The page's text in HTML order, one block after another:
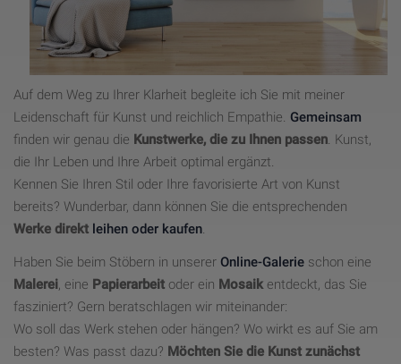
Auf dem Weg zu Ihrer Klarheit begleite ich Sie mit meiner
Leidenschaft für Kunst und reichlich Empathie. Gemeinsam
finden wir genau die Kunstwerke, die zu Ihnen passen. Kunst,
die Ihr Leben und Ihre Arbeit optimal ergänzt.
Kennen Sie Ihren Stil oder Ihre favorisierte Art von Kunst
bereits? Wunderbar, dann können Sie die entsprechenden
Werke direkt leihen oder kaufen.
Haben Sie beim Stöbern in unserer Online-Galerie schon eine
Malerei, eine Papierarbeit oder ein Mosaikentdeckt, das Sie
fasziniert? Gern beratschlagen wir miteinander:
Wo soll das Werk stehen oder hängen? Wo wirkt es auf Sie am
besten? Was passt dazu? Möchten Sie die Kunst zunächst